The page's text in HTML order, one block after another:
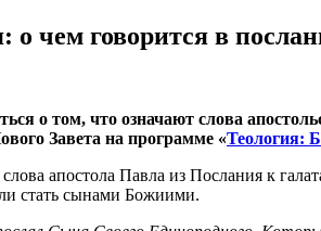
о чем говорится в
о том, что означают слова
Завета на программе «Теология:
апостола Павла из Послания к
стать сынами Божиими.